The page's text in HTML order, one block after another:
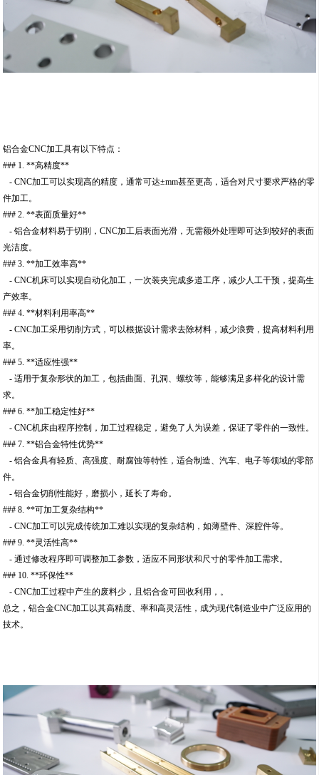
铝合金CNC加工具有以下特点：
### 1. **高精度**
- CNC加工可以实现高的精度，通常可达±mm甚至更高，适合对尺寸要求严格的零
件加工。
### 2. **表面质量好**
- 铝合金材料易于切削，CNC加工后表面光滑，无需额外处理即可达到较好的表面
光洁度。
### 3. **加工效率高**
- CNC机床可以实现自动化加工，一次装夹完成多道工序，减少人工干预，提高生
产效率。
### 4. **材料利用率高**
- CNC加工采用切削方式，可以根据设计需求去除材料，减少浪费，提高材料利用
率。
### 5. **适应性强**
- 适用于复杂形状的加工，包括曲面、孔洞、螺纹等，能够满足多样化的设计需
求。
### 6. **加工稳定性好**
- CNC机床由程序控制，加工过程稳定，避免了人为误差，保证了零件的一致性。
### 7. **铝合金特性优势**
- 铝合金具有轻质、高强度、耐腐蚀等特性，适合制造、汽车、电子等领域的零部
件。
- 铝合金切削性能好，磨损小，延长了寿命。
### 8. **可加工复杂结构**
- CNC加工可以完成传统加工难以实现的复杂结构，如薄壁件、深腔件等。
### 9. **灵活性高**
- 通过修改程序即可调整加工参数，适应不同形状和尺寸的零件加工需求。
### 10. **环保性**
- CNC加工过程中产生的废料少，且铝合金可回收利用，。
总之，铝合金CNC加工以其高精度、率和高灵活性，成为现代制造业中广泛应用的
技术。